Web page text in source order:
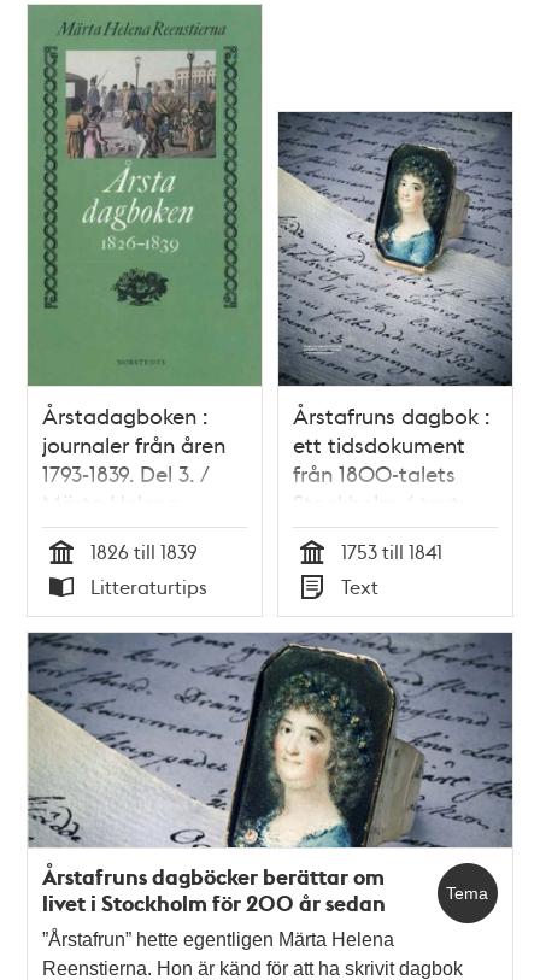
Årstadagboken :
journaler från åren
1793-1839. Del 3. /
Märta Helena
Reenstierna
Tid
1826 till 1839
Typ
Litteraturtips
Årstafruns dagbok :
ett tidsdokument
från 1800-talets
Stockholm / text:
Maria von Scheele
Tid
1753 till 1841
Typ
Text
Tema
Årstafruns dagböcker berättar om
livet i Stockholm för 200 år sedan
”Årstafrun” hette egentligen Märta Helena
Reenstierna. Hon är känd för att ha skrivit dagbok